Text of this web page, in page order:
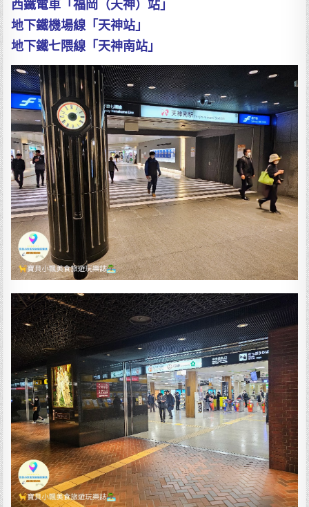
西鐵電車「福岡（天神）站」
地下鐵機場線「天神站」
地下鐵七隈線「天神南站」